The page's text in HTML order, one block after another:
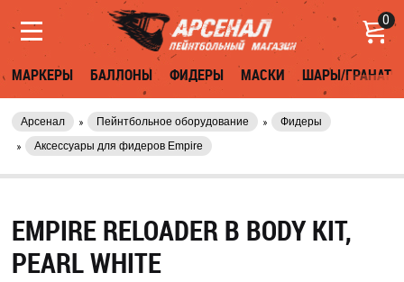
0
МАРКЕРЫ БАЛЛОНЫ ФИДЕРЫ МАСКИ ШАРЫ/ГРАНАТЫ
Арсенал Пейнтбольное оборудование
Фидеры
Аксессуары для фидеров Empire
EMPIRE RELOADER B BODY KIT,
PEARL WHITE